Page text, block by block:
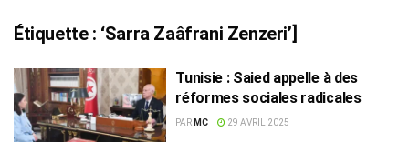
Étiquette : ‘Sarra Zaâfrani Zenzeri’]
Tunisie : Saied appelle à des
réformes sociales radicales
PAR MC 29 AVRIL 2025